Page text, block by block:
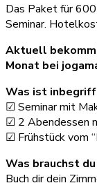
Das Paket für
Seminar.
Aktuell
Monat bei
Was ist
☑ Seminar mit
☑ 2 Abendessen
☑ Frühstück vom
Was brauchst du
Buch dir dein